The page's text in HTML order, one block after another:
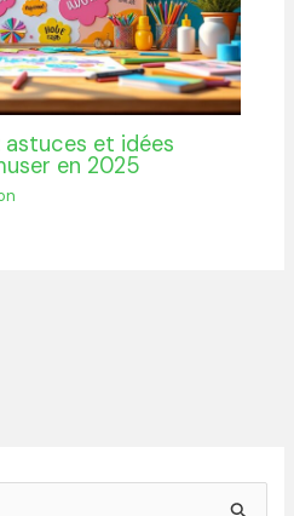
astuces et idées
en 2025